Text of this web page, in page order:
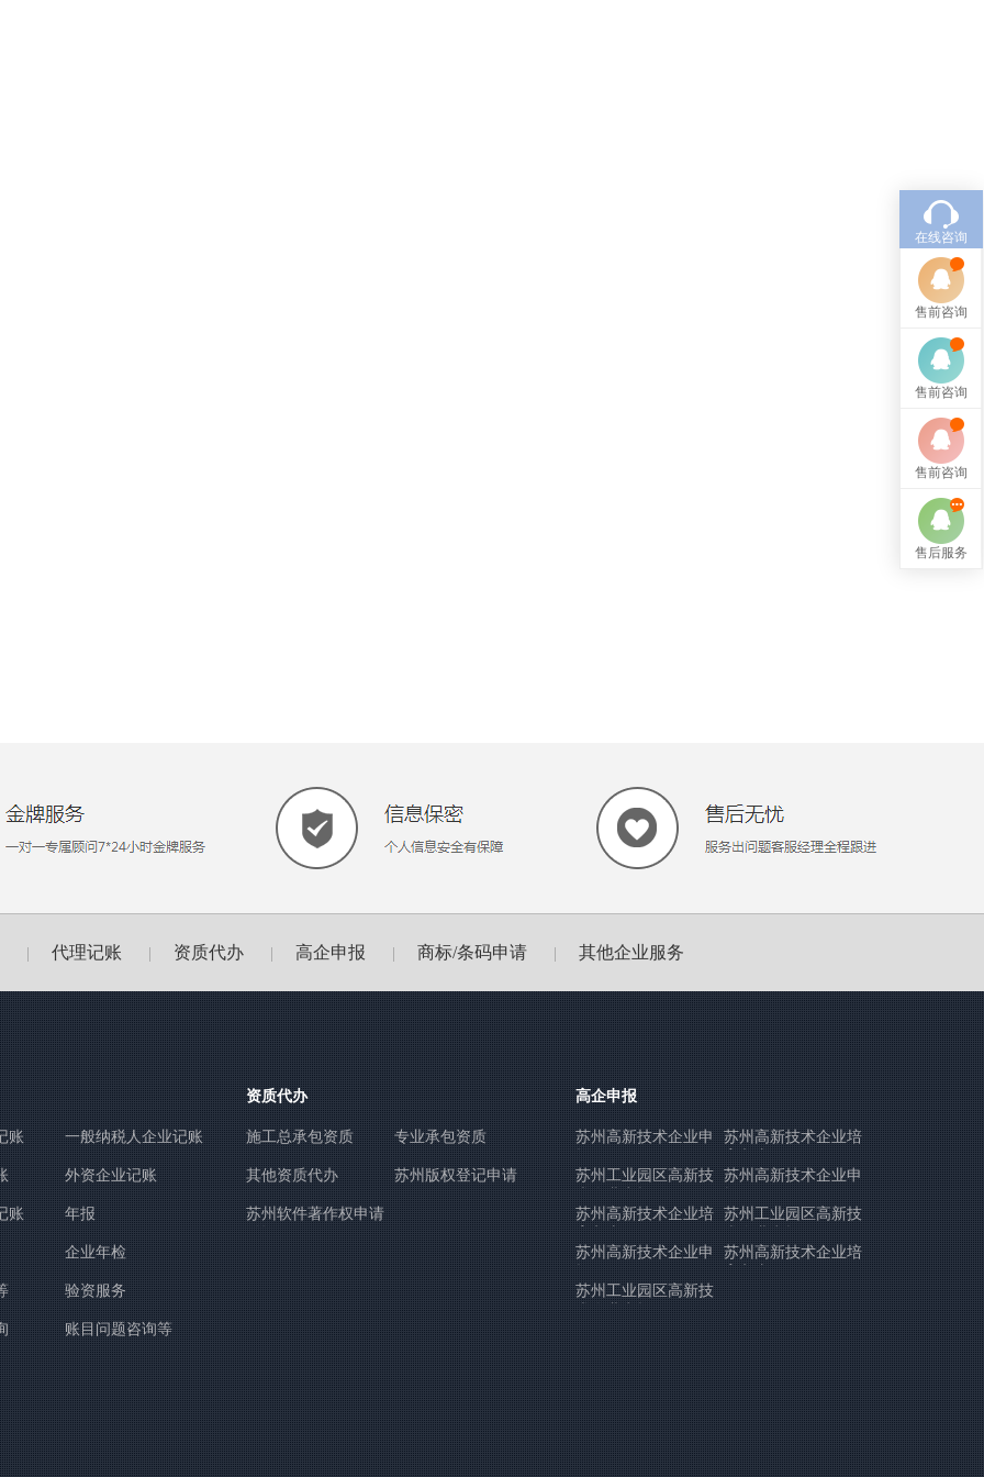
| 代理记账 | 资质代办 | 高企申报 | 商标/条码申请 | 其他企业服务
账 一般纳税人企业记账
外资企业记账
账 年报
企业年检
验资服务
账目问题咨询等
资质代办
施工总承包资质 专业承包资质
其他资质代办 苏州版权登记申请
苏州软件著作权申请
登记
高企申报
苏州高新技术企业申
报
苏州高新技术企业培
育入库
苏州工业园区高新技
术企业申报
苏州高新技术企业申
报
苏州高新技术企业培
育入库
苏州工业园区高新技
术企业申报
苏州高新技术企业申
报
苏州高新技术企业培
育入库
苏州工业园区高新技
术企业申报
在线咨询
售前咨询
售前咨询
售前咨询
售后服务